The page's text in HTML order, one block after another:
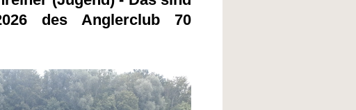
des Anglerclub 70